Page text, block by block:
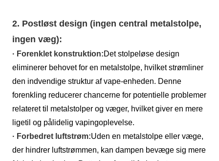
2. Postløst design (ingen central metalstolpe,
ingen væg):
· Forenklet konstruktion:Det stolpeløse design
eliminerer behovet for en metalstolpe, hvilket strømliner
den indvendige struktur af vape-enheden. Denne
forenkling reducerer chancerne for potentielle problemer
relateret til metalstolper og væger, hvilket giver en mere
ligetil og pålidelig vapingoplevelse.
· Forbedret luftstrøm:Uden en metalstolpe eller væge,
der hindrer luftstrømmen, kan dampen bevæge sig mere